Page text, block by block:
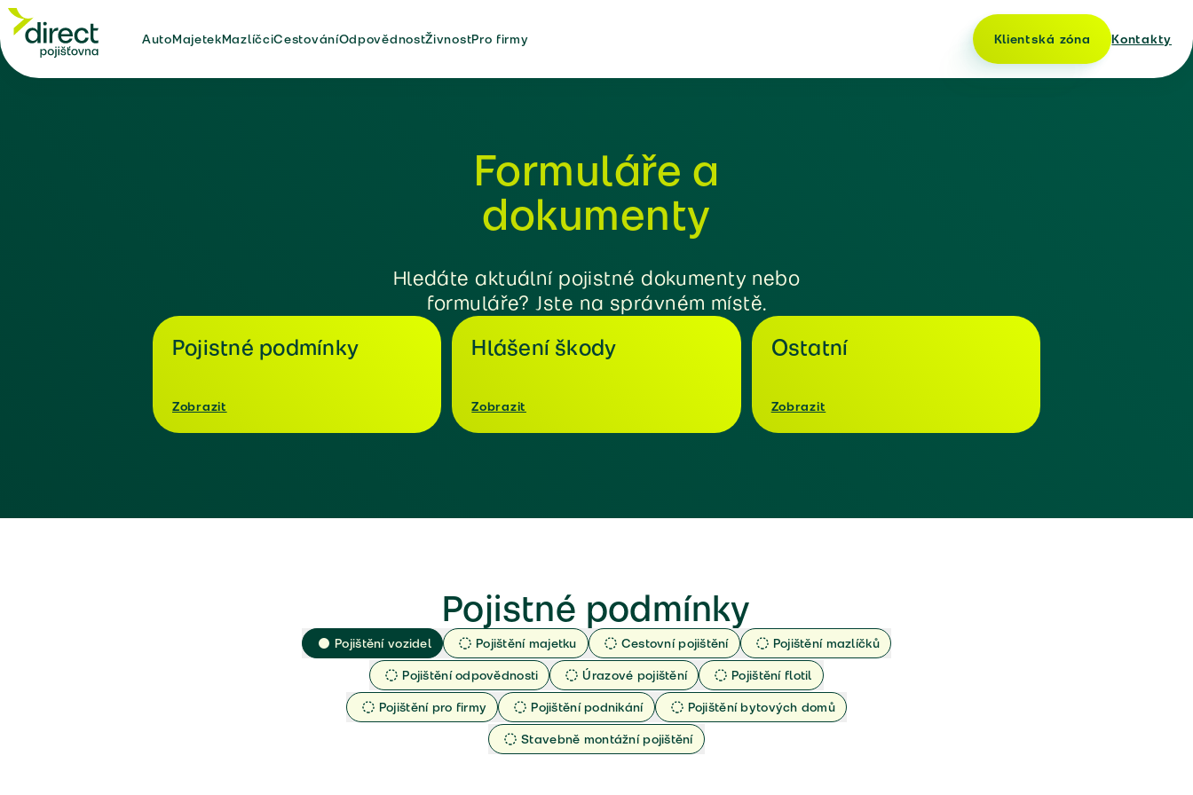
AutoMajetekMazlíčciCestováníOdpovědnostŽivnostPro firmy Klientská zóna Kontakty
Formuláře a
dokumenty
Hledáte aktuální pojistné dokumenty nebo
formuláře? Jste na správném místě.
Pojistné podmínky
Zobrazit
Hlášení škody
Zobrazit
Ostatní
Zobrazit
Pojistné podmínky
Pojištění vozidel Pojištění majetku Cestovní pojištění
Pojištění mazlíčků
Pojištění odpovědnosti
Úrazové pojištění
Pojištění flotil
Pojištění pro firmy
Pojištění podnikání
Pojištění bytových domů
Stavebně montážní pojištění